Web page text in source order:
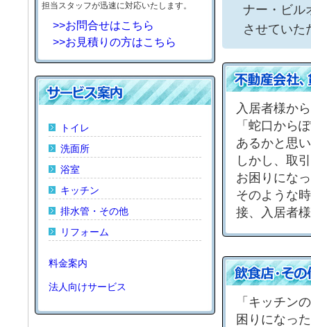
担当スタッフが迅速に対応いたします。
>>お問合せはこちら
>>お見積りの方はこちら
トイレ
洗面所
浴室
キッチン
排水管・その他
リフォーム
料金案内
法人向けサービス
ナー・ビル
させていた
入居者様か
「蛇口から
あるかと思
しかし、取
お困りにな
そのような
接、入居者
「キッチン
困りになっ